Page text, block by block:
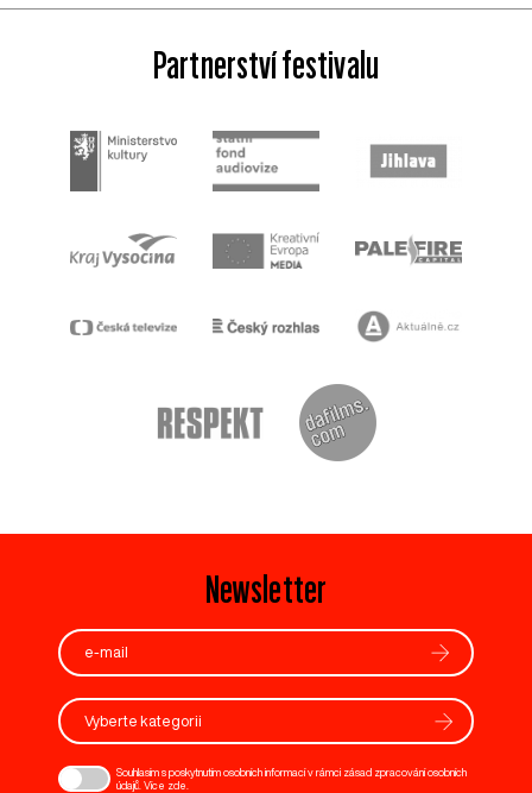
Partnerství festivalu
Newsletter
Vyberte kategorii
Souhlasím s poskytnutím osobních informací v rámci zásad zpracování osobních
údajů. Více zde